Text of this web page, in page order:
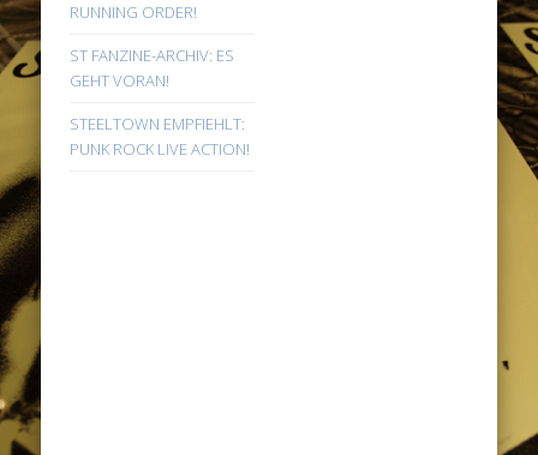
RUNNING ORDER!
ST FANZINE-ARCHIV: ES
GEHT VORAN!
STEELTOWN EMPFIEHLT:
PUNK ROCK LIVE ACTION!